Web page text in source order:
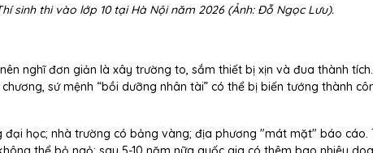
sinh thi vào lớp 10 tại Hà Nội năm 2026 (Ảnh: Đỗ Ngọc Lưu).
nghĩ đơn giản là xây trường to, sắm thiết bị xịn và đua thành
sứ mệnh “bồi dưỡng nhân tài” có thể bị biến tướng thành
học; nhà trường có bảng vàng; địa phương "mát mặt" báo cáo.